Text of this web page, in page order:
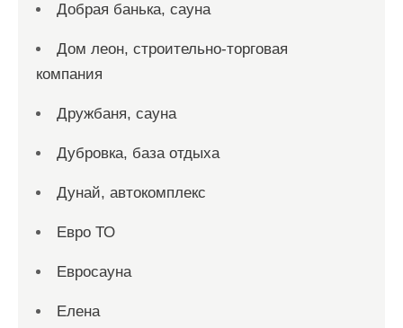
Добрая банька, сауна
Дом леон, строительно-торговая
компания
Дружбаня, сауна
Дубровка, база отдыха
Дунай, автокомплекс
Евро ТО
Евросауна
Елена